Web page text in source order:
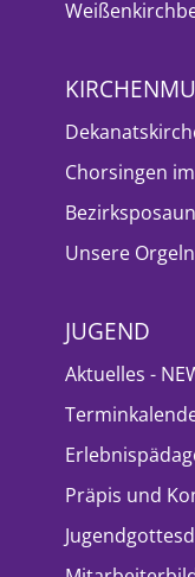
Chorsingen
Unsere Orgeln
JUGEND
Aktuelles -
Präpis und